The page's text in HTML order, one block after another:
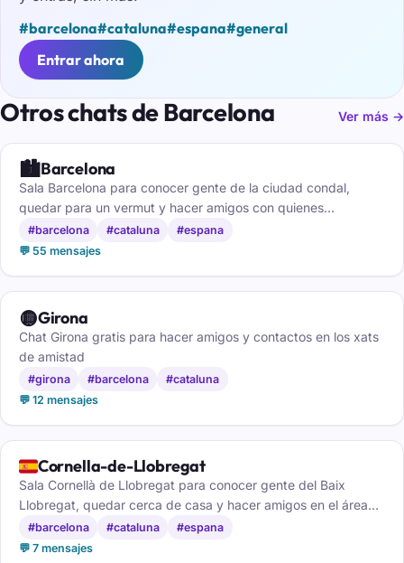
#barcelona#cataluna#espana#general
Entrar ahora
Otros chats de Barcelona Ver más →
🏙️Barcelona
Sala Barcelona para conocer gente de la ciudad condal,
quedar para un vermut y hacer amigos con quienes
comparten tu barrio.
#barcelona #cataluna
#espana
💬 55 mensajes
🟡Girona
Chat Girona gratis para hacer amigos y contactos en los xats
de amistad
#girona #barcelona
#cataluna
💬 12 mensajes
🇪🇸Cornella-de-Llobregat
Sala Cornellà de Llobregat para conocer gente del Baix
Llobregat, quedar cerca de casa y hacer amigos en el área
de Barcelona.
#barcelona #cataluna
#espana
💬 7 mensajes